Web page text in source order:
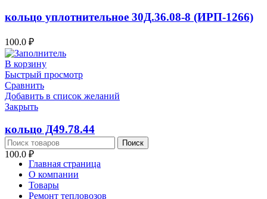
кольцо уплотнительное 30Д.36.08-8 (ИРП-1266)
100.0 ₽
В корзину
Быстрый просмотр
Сравнить
Добавить в список желаний
Закрыть
кольцо Д49.78.44
100.0 ₽
Поиск
Главная страница
О компании
Товары
Ремонт тепловозов